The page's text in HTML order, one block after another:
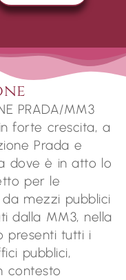
PRADA/MM3
forte crescita, a
Prada e
dove è in atto lo
per le
da mezzi pubblici
dalla MM3, nella
presenti tutti i
pubblici,
contesto